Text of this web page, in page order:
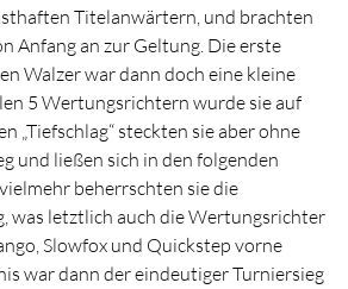
Titelanwärtern, und brachten
Anfang an zur Geltung. Die erste
Walzer war dann doch eine kleine
5 Wertungsrichtern wurde sie auf
„Tiefschlag“ steckten sie aber ohne
und ließen sich in den folgenden
beherrschten sie die
was letztlich auch die Wertungsrichter
Slowfox und Quickstep vorne
war dann der eindeutiger Turniersieg